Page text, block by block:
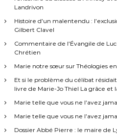
Landrivon
Histoire d’un malentendu :
Gilbert Clavel
Commentaire de l’Évangile de Luc
Chrétien
Marie notre sœur sur Théologies
Et si le problème du célibat
livre de Marie-Jo Thiel La grâce et
Marie telle que vous ne l’avez
Marie telle que vous ne l’avez
Dossier Abbé Pierre : le maire de